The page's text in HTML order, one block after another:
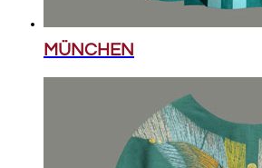
MÜNCHEN